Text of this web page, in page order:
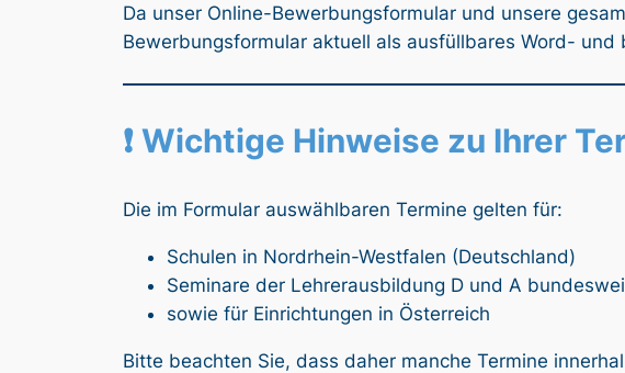
Da unser Online-Bewerbungsformular und unsere
Bewerbungsformular aktuell als ausfüllbares Word-
❗ Wichtige Hinweise zu Ihrer
Die im Formular auswählbaren Termine gelten für:
Schulen in Nordrhein-Westfalen (Deutschland)
Seminare der Lehrerausbildung D und A
sowie für Einrichtungen in Österreich
Bitte beachten Sie, dass daher manche Termine